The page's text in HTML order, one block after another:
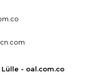
- oal.com.co